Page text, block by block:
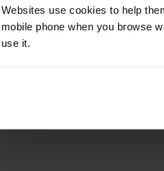
Websites use cookies to help
mobile phone when you browse
use it.